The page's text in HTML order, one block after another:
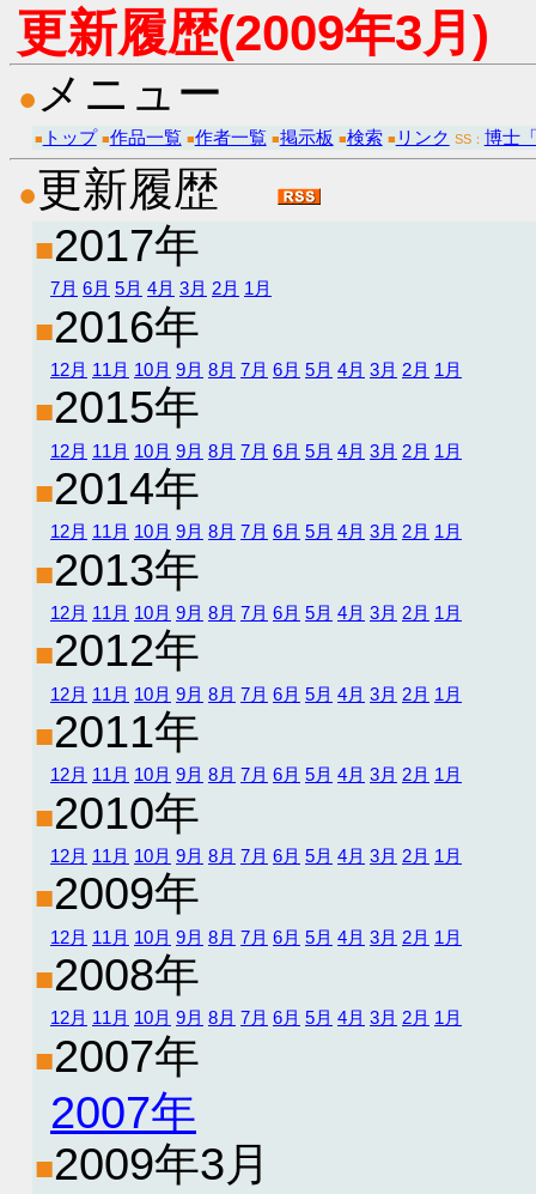
更新履歴(2009年3月)
● メニュー
■ トップ ■作品一覧 ■作者一覧 ■掲示板 ■検索 ■ リンク SS： 博士
●更新履歴
■2017年
7月 6月 5月 4月 3月 2月 1月
■2016年
12月 11月 10月 9月 8月 7月 6月 5月 4月 3月 2月 1月
■2015年
12月 11月 10月 9月 8月 7月 6月 5月 4月 3月 2月 1月
■2014年
12月 11月 10月 9月 8月 7月 6月 5月 4月 3月 2月 1月
■2013年
12月 11月 10月 9月 8月 7月 6月 5月 4月 3月 2月 1月
■2012年
12月 11月 10月 9月 8月 7月 6月 5月 4月 3月 2月 1月
■2011年
12月 11月 10月 9月 8月 7月 6月 5月 4月 3月 2月 1月
■2010年
12月 11月 10月 9月 8月 7月 6月 5月 4月 3月 2月 1月
■2009年
12月 11月 10月 9月 8月 7月 6月 5月 4月 3月 2月 1月
■2008年
12月 11月 10月 9月 8月 7月 6月 5月 4月 3月 2月 1月
■2007年
2007年
■2009年3月